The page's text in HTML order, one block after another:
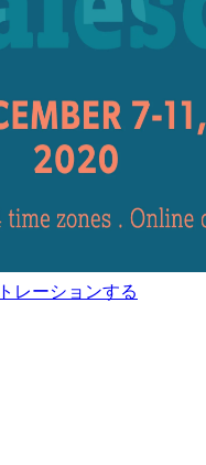
レーションする